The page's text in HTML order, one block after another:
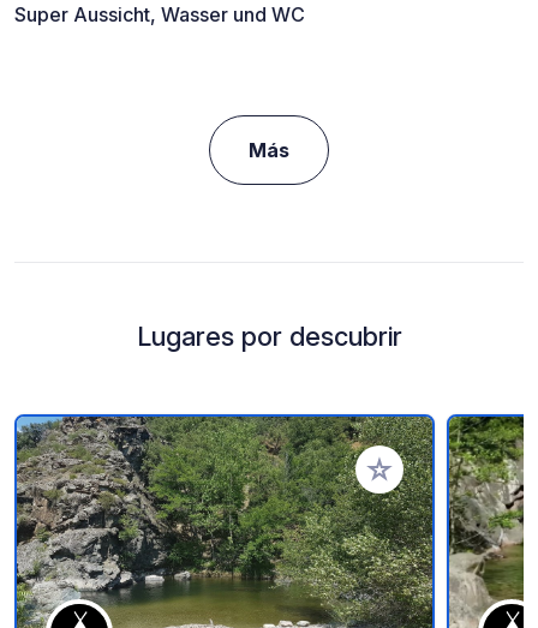
Super Aussicht, Wasser und WC
Más
Lugares por descubrir
Añadir a tus